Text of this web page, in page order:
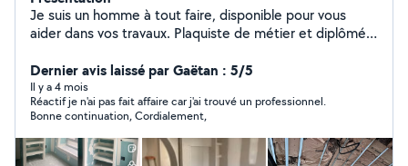
Je suis un homme à tout faire, disponible pour vous
aider dans vos travaux. Plaquiste de métier et diplômé
la création de cloisons, les faux plafonds, l'isolation et
les petits travaux de rénovation et démolition . Je peux
aussi réaliser du bricolage, montage de meubles,
petites réparations et divers travaux. Travail sérieux et
soigné. N'hésitez pas à me contacter
Dernier avis laissé par Gaëtan : 5/5
Il y a 4 mois
Réactif je n'ai pas fait affaire car j'ai trouvé un professionnel.
Bonne continuation, Cordialement,